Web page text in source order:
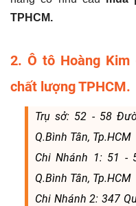
TPHCM.
2. Ô tô Hoàng
chất lượng TPHCM.
Trụ sở: 52 - 58
Q.Bình Tân, Tp.HCM
Chi Nhánh 1: 51 -
Q.Bình Tân, Tp.HCM
Chi Nhánh 2: 347